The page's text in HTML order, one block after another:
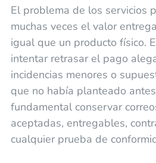
El problema de los servicios
muchas veces el valor
igual que un producto físico.
intentar retrasar el pago
incidencias menores o
que no había planteado
fundamental conservar
aceptadas, entregables,
cualquier prueba de